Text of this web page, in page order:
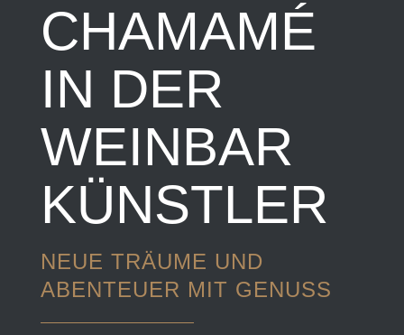
CHAMAMÉ
IN DER
WEINBAR
KÜNSTLER
NEUE TRÄUME UND
ABENTEUER MIT GENUSS